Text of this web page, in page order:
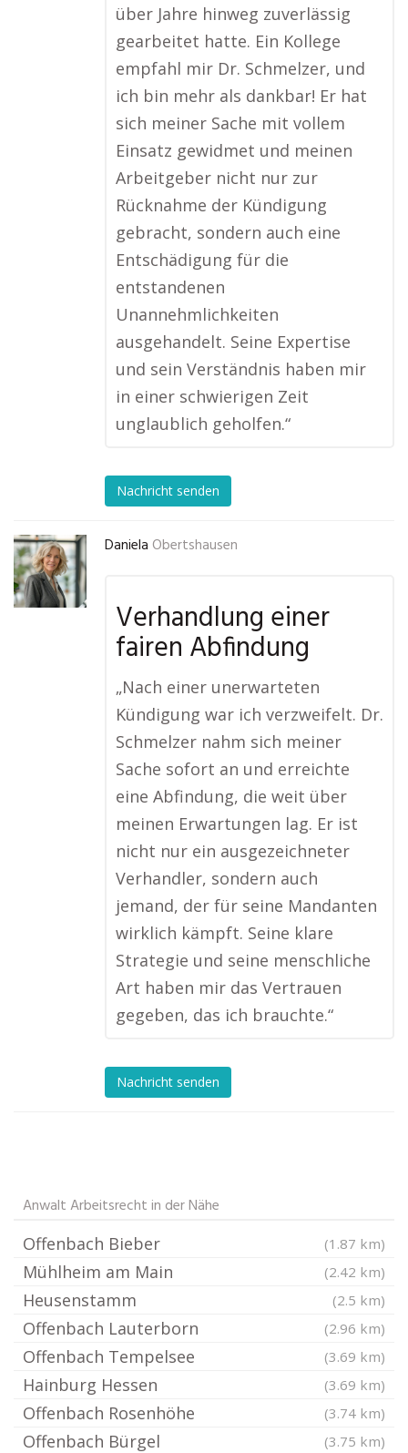
über Jahre hinweg zuverlässig
gearbeitet hatte. Ein Kollege
empfahl mir Dr. Schmelzer, und
ich bin mehr als dankbar! Er hat
sich meiner Sache mit vollem
Einsatz gewidmet und meinen
Arbeitgeber nicht nur zur
Rücknahme der Kündigung
gebracht, sondern auch eine
Entschädigung für die
entstandenen
Unannehmlichkeiten
ausgehandelt. Seine Expertise
und sein Verständnis haben mir
in einer schwierigen Zeit
unglaublich geholfen.“
Nachricht senden
Daniela Obertshausen
Verhandlung einer
fairen Abfindung
„Nach einer unerwarteten
Kündigung war ich verzweifelt. Dr.
Schmelzer nahm sich meiner
Sache sofort an und erreichte
eine Abfindung, die weit über
meinen Erwartungen lag. Er ist
nicht nur ein ausgezeichneter
Verhandler, sondern auch
jemand, der für seine Mandanten
wirklich kämpft. Seine klare
Strategie und seine menschliche
Art haben mir das Vertrauen
gegeben, das ich brauchte.“
Nachricht senden
Anwalt Arbeitsrecht in der Nähe
Offenbach Bieber (1.87 km)
Mühlheim am Main (2.42 km)
Heusenstamm (2.5 km)
Offenbach Lauterborn (2.96 km)
Offenbach Tempelsee (3.69 km)
Hainburg Hessen (3.69 km)
Offenbach Rosenhöhe (3.74 km)
Offenbach Bürgel (3.75 km)